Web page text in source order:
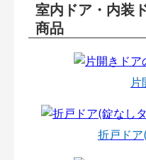
室内ドア・内装
商品
片
折戸ド